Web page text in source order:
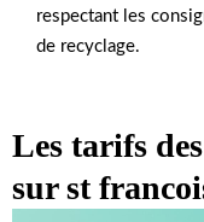
respectant les
de recyclage.
Les tarifs
sur st